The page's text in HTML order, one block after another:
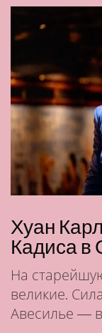
Кармен
ставшее
Она
танцевать
его с